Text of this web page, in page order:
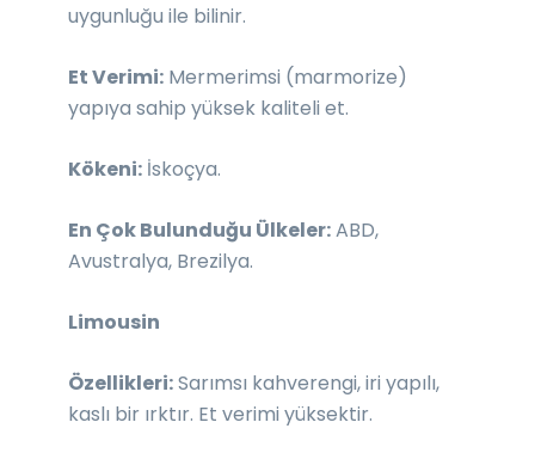
uygunluğu ile bilinir.
Et Verimi: Mermerimsi (marmorize)
yapıya sahip yüksek kaliteli et.
Kökeni: İskoçya.
En Çok Bulunduğu Ülkeler:ABD,
Avustralya, Brezilya.
Limousin
Özellikleri:Sarımsı kahverengi, iri yapılı,
kaslı bir ırktır. Et verimi yüksektir.